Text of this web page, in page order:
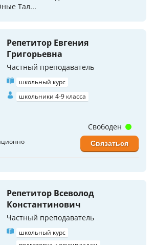
Тал...
Репетитор Евгения
Григорьевна
Частный преподаватель
школьный курс
школьники 4-9 класса
Свободен
Связаться
Репетитор Всеволод
Константинович
Частный преподаватель
школьный курс